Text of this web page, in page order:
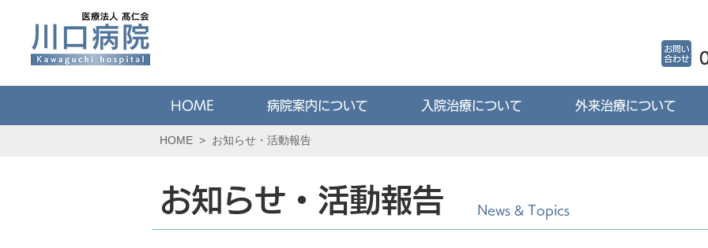
HOME 病院案内について 入院治療について 外来治療について
HOME > お知らせ・活動報告
お知らせ・活動報告 News & Topics